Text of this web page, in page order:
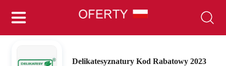
Delikatesyznatury Kod Rabatowy 2023